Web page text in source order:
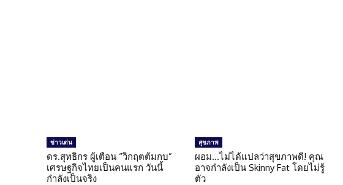
ข่าวเด่น
ดร.สุทธิกร ผู้เตือน “วิกฤตต้มกบ”
เศรษฐกิจไทยเป็นคนแรก วันนี้
กำลังเป็นจริง
สุขภาพ
ผอม…ไม่ได้แปลว่าสุขภาพดี! คุณ
อาจกำลังเป็น Skinny Fat โดยไม่รู้
ตัว